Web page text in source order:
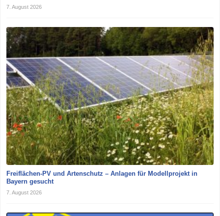
7. August 2026
Freiflächen-PV und Artenschutz – Anlagen für Modellprojekt in
Bayern gesucht
7. August 2026